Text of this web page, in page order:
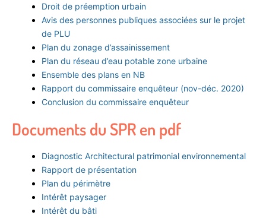
Droit de préemption urbain
Avis des personnes publiques associées sur le projet
de PLU
Plan du zonage d’assainissement
Plan du réseau d’eau potable zone urbaine
Ensemble des plans en NB
Rapport du commissaire enquêteur (nov-déc. 2020)
Conclusion du commissaire enquêteur
Documents du SPR en pdf
Diagnostic Architectural patrimonial environnemental
Rapport de présentation
Plan du périmètre
Intérêt paysager
Intérêt du bâti